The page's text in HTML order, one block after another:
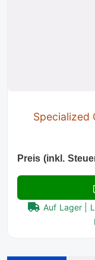
Preis (inkl.
Auf Lager |